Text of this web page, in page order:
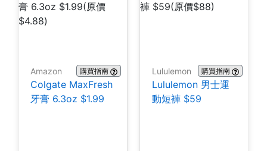
Amazon 購買指南
Colgate MaxFresh
牙膏 6.3oz $1.99
Lululemon 購買指南
Lululemon 男士運
動短褲 $59